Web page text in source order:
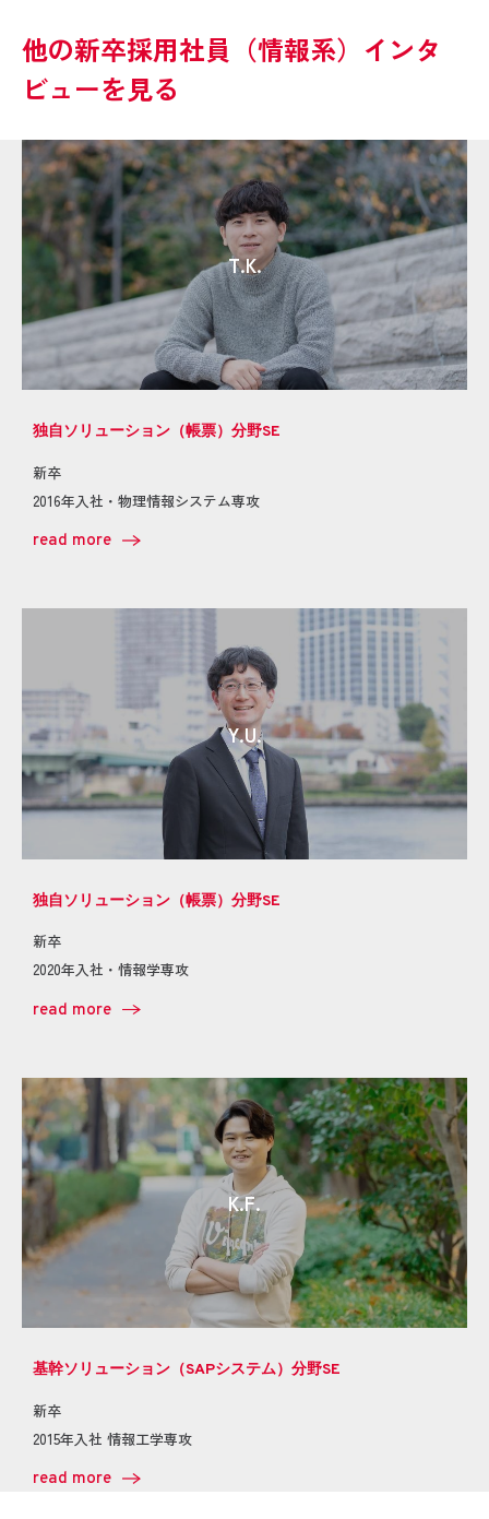
他の新卒採用社員（情報系）インタ
ビューを見る
T.K.
独自ソリューション（帳票）分野SE
新卒
2016年入社・物理情報システム専攻
read more
Y.U.
独自ソリューション（帳票）分野SE
新卒
2020年入社・情報学専攻
read more
K.F.
基幹ソリューション（SAPシステム）分野SE
新卒
2015年入社 情報工学専攻
read more